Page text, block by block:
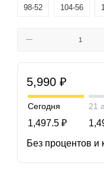
98-52
104-56
5,990 ₽
Сегодня
1,497.5 ₽
21
Без процентов и